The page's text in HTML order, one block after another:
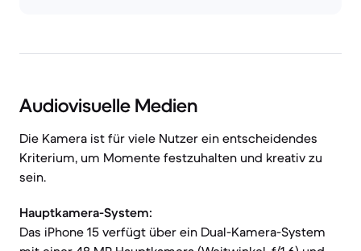
Audiovisuelle Medien
Die Kamera ist für viele Nutzer ein entscheidendes
Kriterium, um Momente festzuhalten und kreativ zu
sein.
Hauptkamera-System:
Das iPhone 15 verfügt über ein Dual-Kamera-System